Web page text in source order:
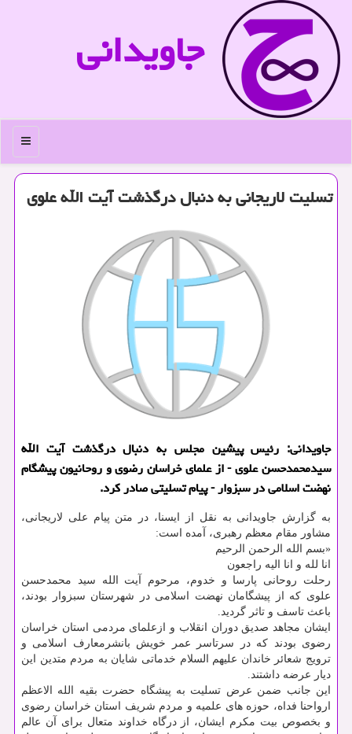
جاویدانی
منو
تسلیت لاریجانی به دنبال درگذشت آیت الله علوی
جاویدانی: رئیس پیشین مجلس به دنبال درگذشت آیت الله
سیدمحمدحسن علوی - از علمای خراسان رضوی و روحانیون پیشگام
نهضت اسلامی در سبزوار - پیام تسلیتی صادر کرد.
به گزارش جاویدانی به نقل از ایسنا، در متن پیام علی لاریجانی،
مشاور مقام معظم رهبری، آمده است:
«بسم الله الرحمن الرحیم
انا لله و انا الیه راجعون
رحلت روحانی پارسا و خدوم، مرحوم آیت الله سید محمدحسن
علوی که از پیشگامان نهضت اسلامی در شهرستان سبزوار بودند،
باعث تاسف و تاثر گردید.
ایشان مجاهد صدیق دوران انقلاب و ازعلمای مردمی استان خراسان
رضوی بودند که در سرتاسر عمر خویش بانشرمعارف اسلامی و
ترویج شعائر خاندان علیهم السلام خدماتی شایان به مردم متدین این
دیار عرضه داشتند.
این جانب ضمن عرض تسلیت به پیشگاه حضرت بقیه الله الاعظم
ارواحنا فداه، حوزه های علمیه و مردم شریف استان خراسان رضوی
و بخصوص بیت مکرم ایشان، از درگاه خداوند متعال برای آن عالم